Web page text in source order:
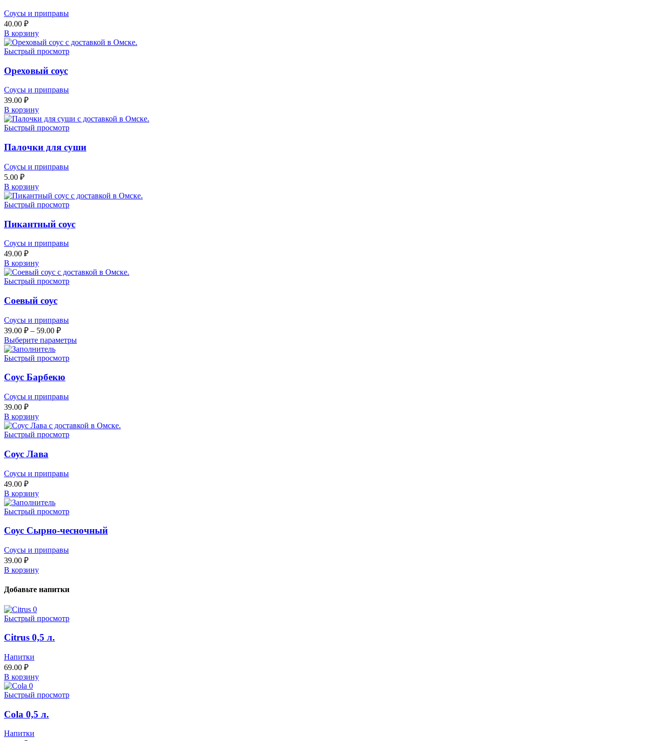
Соусы и приправы
40.00 ₽
В корзину
Быстрый просмотр
Ореховый соус
Соусы и приправы
39.00 ₽
В корзину
Быстрый просмотр
Палочки для суши
Соусы и приправы
5.00 ₽
В корзину
Быстрый просмотр
Пикантный соус
Соусы и приправы
49.00 ₽
В корзину
Быстрый просмотр
Соевый соус
Соусы и приправы
39.00 ₽ – 59.00 ₽
Выберите параметры
Быстрый просмотр
Соус Барбекю
Соусы и приправы
39.00 ₽
В корзину
Быстрый просмотр
Соус Лава
Соусы и приправы
49.00 ₽
В корзину
Быстрый просмотр
Соус Сырно-чесночный
Соусы и приправы
39.00 ₽
В корзину
Добавьте напитки
Быстрый просмотр
Citrus 0,5 л.
Напитки
69.00 ₽
В корзину
Быстрый просмотр
Cola 0,5 л.
Напитки